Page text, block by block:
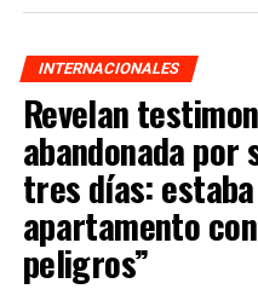
INTERNACIONALES
Revelan
abandonada
tres días:
apartamento
peligros”